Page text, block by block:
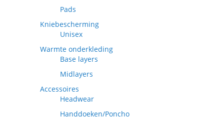
Pads
Kniebescherming
Unisex
Warmte onderkleding
Base layers
Midlayers
Accessoires
Headwear
Handdoeken/Poncho